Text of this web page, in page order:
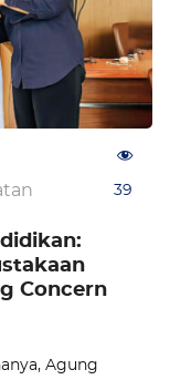
39
Concern
Agung